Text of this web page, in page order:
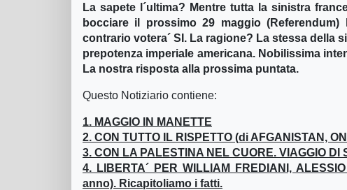
La sapete l´ultima? Mentre tutta la sinistra
bocciare il prossimo 29 maggio
contrario votera´ SI. La ragione? La stessa della
prepotenza imperiale americana. Nobilissima
La nostra risposta alla prossima puntata.
Questo Notiziario contiene:
1. MAGGIO IN MANETTE
2. CON TUTTO IL RISPETTO (di AFGANISTAN,
3. CON LA PALESTINA NEL CUORE. VIAGGIO
4. LIBERTA´ PER WILLIAM FREDIANI,
anno). Ricapitoliamo i fatti.